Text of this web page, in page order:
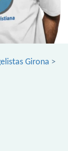
Girona >